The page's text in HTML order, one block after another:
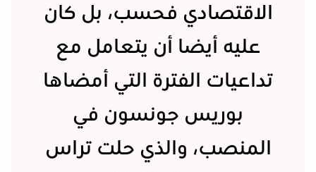
الاقتصادي فحسب، بل كان
عليه أيضا أن يتعامل مع
تداعيات الفترة التي أمضاها
بوريس جونسون في
المنصب، والذي حلت تراس